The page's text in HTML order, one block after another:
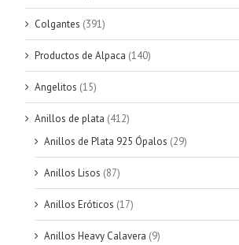
Colgantes (391)
Productos de Alpaca (140)
Angelitos (15)
Anillos de plata (412)
Anillos de Plata 925 Ópalos (29)
Anillos Lisos (87)
Anillos Eróticos (17)
Anillos Heavy Calavera (9)